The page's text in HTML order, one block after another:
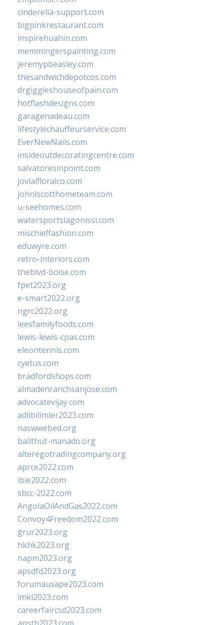
cinderella-support.com
bigpinkrestaurant.com
inspirehuahin.com
memmingerspainting.com
jeremypbeasley.com
thesandwichdepotcos.com
drgiggleshouseofpain.com
hotflashdesigns.com
garagenadeau.com
lifestylechauffeurservice.com
EverNewNails.com
insideoutdecoratingcentre.com
salvatoresinpoint.com
jovialfloralco.com
johnlscotthometeam.com
u-seehomes.com
watersportslagonissi.com
mischieffashion.com
eduwyre.com
retro-interiors.com
theblvd-boise.com
fpet2023.org
e-smart2022.org
ngrc2022.org
leesfamilyfoods.com
lewis-lewis-cpas.com
eleontennis.com
cyetus.com
bradfordshops.com
almadenranchsanjose.com
advocatevijay.com
adlibilimler2023.com
naswwebed.org
balithut-manado.org
alteregotradingcompany.org
aprce2022.com
ibie2022.com
sbcc-2022.com
AngolaOilAndGas2022.com
Convoy4Freedom2022.com
grur2023.org
hkhk2023.org
napm2023.org
apsdfd2023.org
forumausape2023.com
imkl2023.com
careerfaircsd2023.com